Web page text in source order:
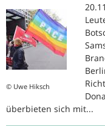
© Uwe Hiksch
überbieten sich mit...